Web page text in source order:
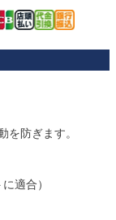
を防ぎます。
適合）